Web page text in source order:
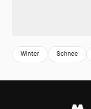
Winter Schnee